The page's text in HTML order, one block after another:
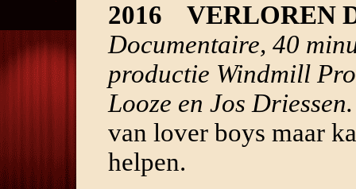
2016 VERLOREN
Documentaire, 40
productie Windmill
Looze en Jos
van lover boys maar
helpen.